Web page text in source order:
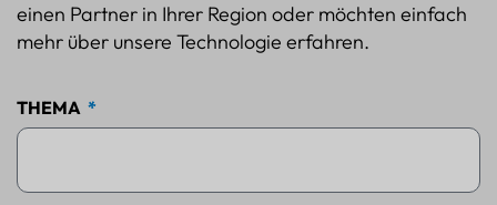
einen Partner in Ihrer Region oder möchten einfach
mehr über unsere Technologie erfahren.
THEMA